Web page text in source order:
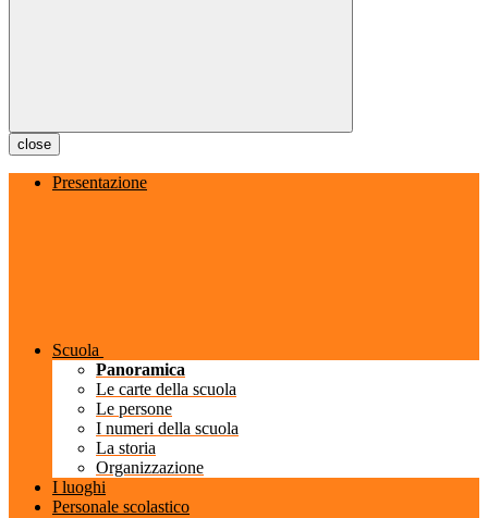
close
Presentazione
Scuola
Panoramica
Le carte della scuola
Le persone
I numeri della scuola
La storia
Organizzazione
I luoghi
Personale scolastico